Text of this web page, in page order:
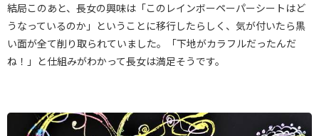
結局このあと、長女の興味は「このレインボーペーパーシートはど
うなっているのか」ということに移行したらしく、気が付いたら黒
い面が全て削り取られていました。「下地がカラフルだったんだ
ね！」と仕組みがわかって長女は満足そうです。